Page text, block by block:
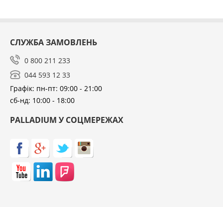
СЛУЖБА ЗАМОВЛЕНЬ
0 800 211 233
044 593 12 33
Графік: пн-пт: 09:00 - 21:00
сб-нд: 10:00 - 18:00
PALLADIUM У СОЦМЕРЕЖАХ